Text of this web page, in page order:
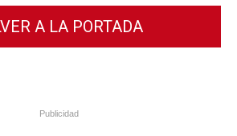
A LA PORTADA
Publicidad